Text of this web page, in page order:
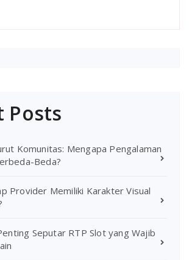
Posts
Komunitas: Mengapa Pengalaman
Beda?
Provider Memiliki Karakter Visual
Seputar RTP Slot yang Wajib